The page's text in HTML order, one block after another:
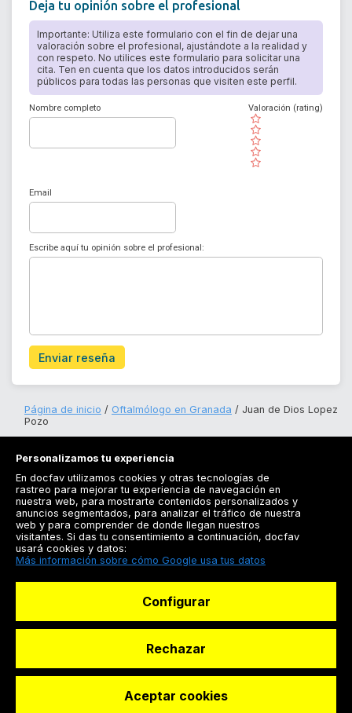
Deja tu opinión sobre el profesional
Importante: Utiliza este formulario con el fin de dejar una
valoración sobre el profesional, ajustándote a la realidad y
con respeto. No utilices este formulario para solicitar una
cita. Ten en cuenta que los datos introducidos serán
públicos para todas las personas que visiten este perfil.
Nombre completo
( )
( )
( )
( )
( )
Valoración (rating)
Email
Escribe aquí tu opinión sobre el profesional:
Enviar reseña
Página de inicio Oftalmólogo en Granada
Juan de Dios Lopez
Pozo
Registrarse
Docfav
© Dashboard Technologies S.L
Personalizamos tu experiencia
En docfav utilizamos cookies y otras tecnologías de
rastreo para mejorar tu experiencia de navegación en
nuestra web, para mostrarte contenidos personalizados y
anuncios segmentados, para analizar el tráfico de nuestra
web y para comprender de donde llegan nuestros
visitantes. Si das tu consentimiento a continuación, docfav
usará cookies y datos:
Más información sobre cómo Google usa tus datos
Configurar
Rechazar
Aceptar cookies